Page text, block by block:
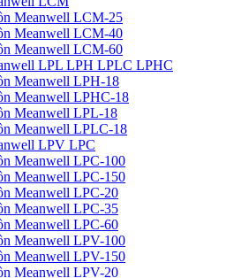
Meanwell LCM-25
Meanwell LCM-40
Meanwell LCM-60
LPL LPH LPLC LPHC
Meanwell LPH-18
Meanwell LPHC-18
Meanwell LPL-18
Meanwell LPLC-18
LPV LPC
Meanwell LPC-100
Meanwell LPC-150
Meanwell LPC-20
Meanwell LPC-35
Meanwell LPC-60
Meanwell LPV-100
Meanwell LPV-150
Meanwell LPV-20